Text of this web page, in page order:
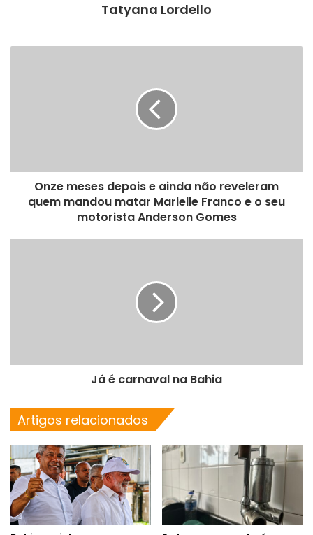
Tatyana Lordello
Onze meses depois e ainda não reveleram
quem mandou matar Marielle Franco e o seu
motorista Anderson Gomes
Já é carnaval na Bahia
Artigos relacionados